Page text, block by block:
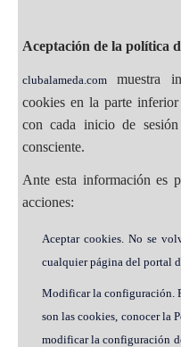
Aceptación de la política
clubalameda.com muestra
cookies en la parte
con cada inicio de
consciente.
Ante esta información es
acciones:
Aceptar cookies. No se
cualquier página del portal
Modificar la configuración.
son las cookies, conocer la
modificar la configuración